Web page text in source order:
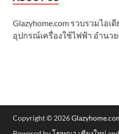
Glazyhome.com รวบรวมไอเ
อุปกรณ์เครื่องใช้ไฟฟ้า อำนว
Copyright © 2026